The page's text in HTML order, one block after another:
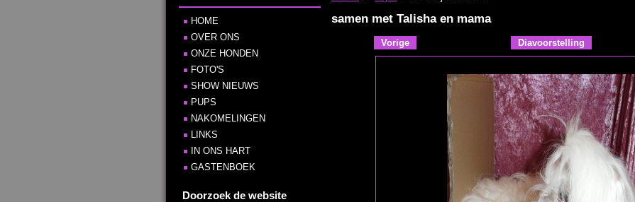
samen met Talisha en mama
Vorige Diavoorstelling
HOME
OVER ONS
ONZE HONDEN
FOTO'S
SHOW NIEUWS
PUPS
NAKOMELINGEN
LINKS
IN ONS HART
GASTENBOEK
Doorzoek de website